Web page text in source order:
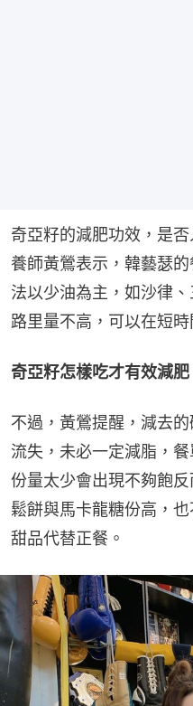
奇亞籽的減肥功效，是
養師黃鶯表示，韓藝瑟
法以少油為主，如沙律
路里量不高，可以在短時
奇亞籽怎樣吃才有效減肥
不過，黃鶯提醒，減去
流失，未必一定減脂，
份量太少會出現不夠飽
鬆餅與馬卡龍糖份高，
甜品代替正餐。